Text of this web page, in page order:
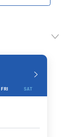
FRI SAT